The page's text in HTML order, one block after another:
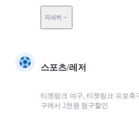
자세히
스포츠/레저
티켓링크 야구, 티켓링크 프로축
구에서 2천원 청구할인